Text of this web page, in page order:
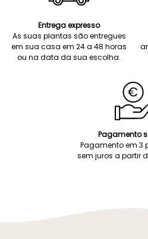
Entrega expresso
As suas plantas são entregues
em sua casa em 24 a 48 horas
ou na data da sua escolha.
Pagamento
Pagamento em 3
sem juros a partir